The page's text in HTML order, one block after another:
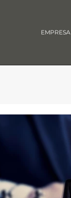
EMPRESA